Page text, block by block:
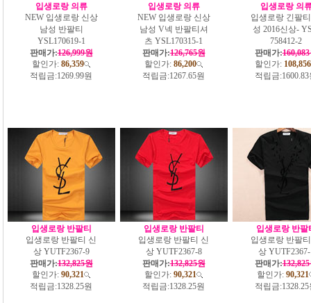
입생로랑 의류
NEW 입생로랑 신상
남성 반팔티
YSL170619-1
판매가:126,999원
할인가: 86,359
적립금:1269.99원
입생로랑 의류
NEW 입생로랑 신상
남성 V넥 반팔티셔
츠 YSL170315-1
판매가:126,765원
할인가: 86,200
적립금:1267.65원
입생로랑 의
입생로랑 긴팔
성 2016신상-
758412-2
판매가:
할인가: 108,856
적립금:
입생로랑 반팔티
입생로랑 반팔티 신
상 YUTF2367-9
판매가:132,825원
할인가: 90,321
적립금:1328.25원
입생로랑 반팔티
입생로랑 반팔티 신
상 YUTF2367-8
판매가:132,825원
할인가: 90,321
적립금:1328.25원
입생로랑 반팔
입생로랑 반팔
상
판매가:
할인가: 90,321
적립금: